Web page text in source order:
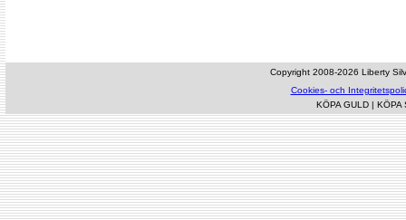
Copyright 2008-2026 Liberty
Cookies- och
KÖPA GULD| KÖPA